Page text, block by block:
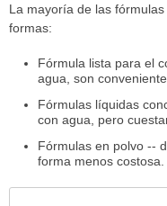
La mayoría de las fórmulas
formas:
Fórmula lista para el
agua, son
Fórmulas líquidas
con agua, pero
Fórmulas en polvo --
forma menos costosa.